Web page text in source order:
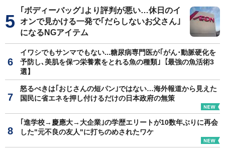
｢ボディーバッグ｣より評判が悪い…休日のイ
オンで見かける一発で｢だらしないお父さん｣
になるNGアイテム
イワシでもサンマでもない...糖尿病専門医が｢がん･動脈硬化を
予防し､美肌を保つ栄養素をとれる魚の種類｣【最強の魚活術3
選】
怒るべきは｢おじさんの短パン｣ではない…海外報道から見えた
国民に省エネを押し付けるだけの日本政府の無策
｢進学校→慶應大→大企業｣の学歴エリートが10数年ぶりに再会
した"元不良の友人"に打ちのめされたワケ